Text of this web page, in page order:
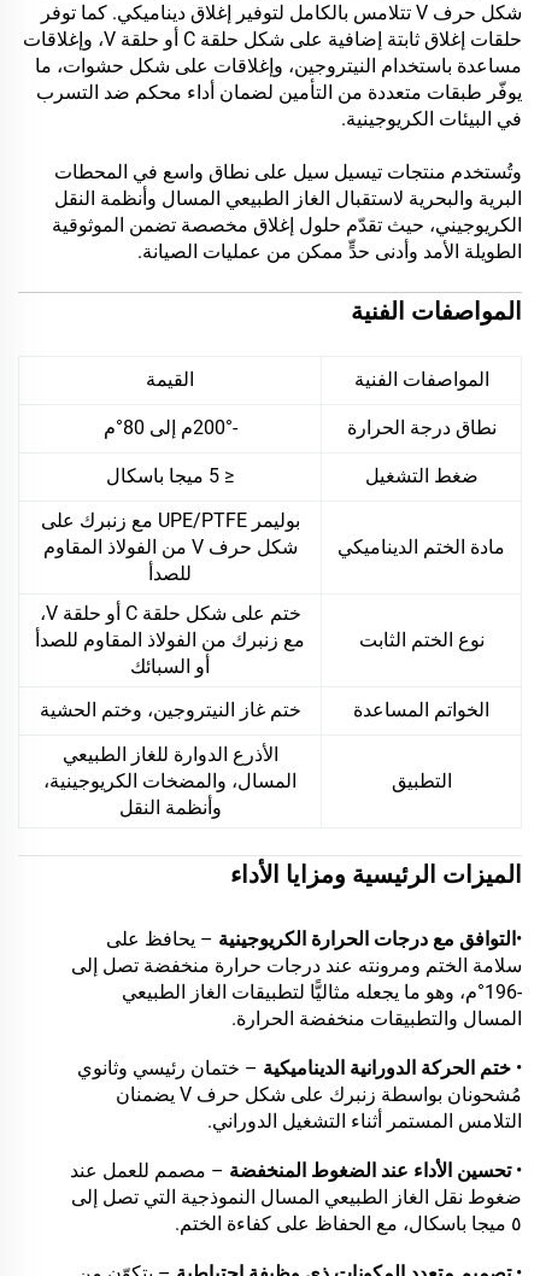
شكل حرف V تتلامس بالكامل لتوفير إغلاق ديناميكي. كما توفر
حلقات إغلاق ثابتة إضافية على شكل حلقة C أو حلقة V، وإغلاقات
مساعدة باستخدام النيتروجين، وإغلاقات على شكل حشوات، ما
يوفّر طبقات متعددة من التأمين لضمان أداء محكم ضد التسرب
في البيئات الكريوجينية.
وتُستخدم منتجات تيسيل سيل على نطاق واسع في المحطات
البرية والبحرية لاستقبال الغاز الطبيعي المسال وأنظمة النقل
الكريوجيني، حيث تقدّم حلول إغلاق مخصصة تضمن الموثوقية
الطويلة الأمد وأدنى حدٍّ ممكن من عمليات الصيانة.
المواصفات الفنية
المواصفات الفنية القيمة
نطاق درجة الحرارة -200°م إلى 80°م
ضغط التشغيل ≤ 5 ميجا باسكال
مادة الختم الديناميكي
بوليمر UPE/PTFE مع زنبرك على
شكل حرف V من الفولاذ المقاوم
للصدأ
نوع الختم الثابت
ختم على شكل حلقة C أو حلقة V،
مع زنبرك من الفولاذ المقاوم للصدأ
أو السبائك
الخواتم المساعدة
ختم غاز النيتروجين، وختم الحشية
التطبيق
الأذرع الدوارة للغاز الطبيعي
المسال، والمضخات الكريوجينية،
وأنظمة النقل
الميزات الرئيسية ومزايا الأداء
• التوافق مع درجات الحرارة الكريوجينية – يحافظ على
سلامة الختم ومرونته عند درجات حرارة منخفضة تصل إلى
-196°م، وهو ما يجعله مثاليًّا لتطبيقات الغاز الطبيعي
المسال والتطبيقات منخفضة الحرارة.
• ختم الحركة الدورانية الديناميكية – ختمان رئيسي وثانوي
مُشحونان بواسطة زنبرك على شكل حرف V يضمنان
التلامس المستمر أثناء التشغيل الدوراني.
•تحسين الأداء عند الضغوط المنخفضة – مصمم للعمل عند
ضغوط نقل الغاز الطبيعي المسال النموذجية التي تصل إلى
٥ ميجا باسكال، مع الحفاظ على كفاءة الختم.